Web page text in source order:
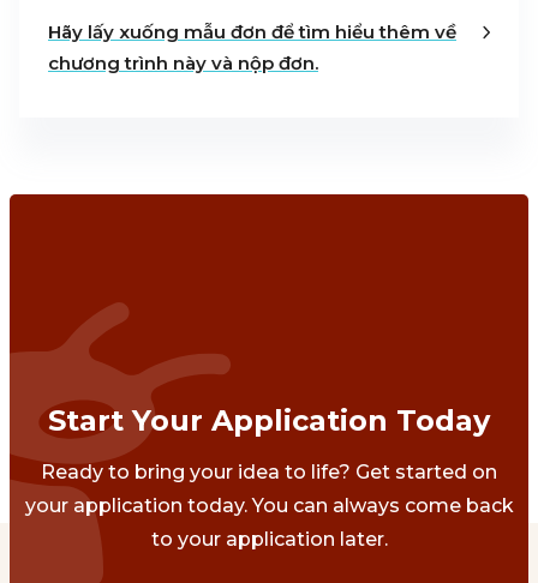
Hãy lấy xuống mẫu đơn để tìm hiểu thêm về
chương trình này và nộp đơn.
Start Your Application Today
Ready to bring your idea to life? Get started on
your application today. You can always come back
to your application later.